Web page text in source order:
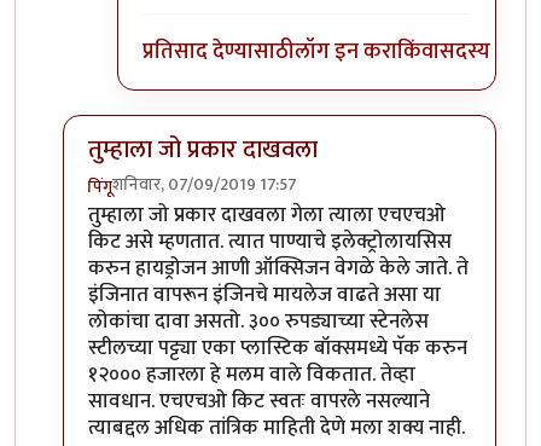
प्रतिसाद देण्यासाठीलॉग इन कराकिंवासदस्य व्हा
तुम्हाला जो प्रकार दाखवला
पिंगूशनिवार, 07/09/2019 17:57
In reply toचांगला धागा आहे .. सकारत्मकbyखिलजि
तुम्हाला जो प्रकार दाखवला गेला त्याला एचएचओ
किट असे म्हणतात. त्यात पाण्याचे इलेक्ट्रोलायसिस
करुन हायड्रोजन आणी ऑक्सिजन वेगळे केले जाते. ते
इंजिनात वापरून इंजिनचे मायलेज वाढते असा या
लोकांचा दावा असतो. ३०० रुपड्याच्या स्टेनलेस
स्टीलच्या पट्ट्या एका प्लास्टिक बॉक्समध्ये पॅक करुन
१२००० हजारला हे मलम वाले विकतात. तेव्हा
सावधान. एचएचओ किट स्वतः वापरले नसल्याने
त्याबद्दल अधिक तांत्रिक माहिती देणे मला शक्य नाही.